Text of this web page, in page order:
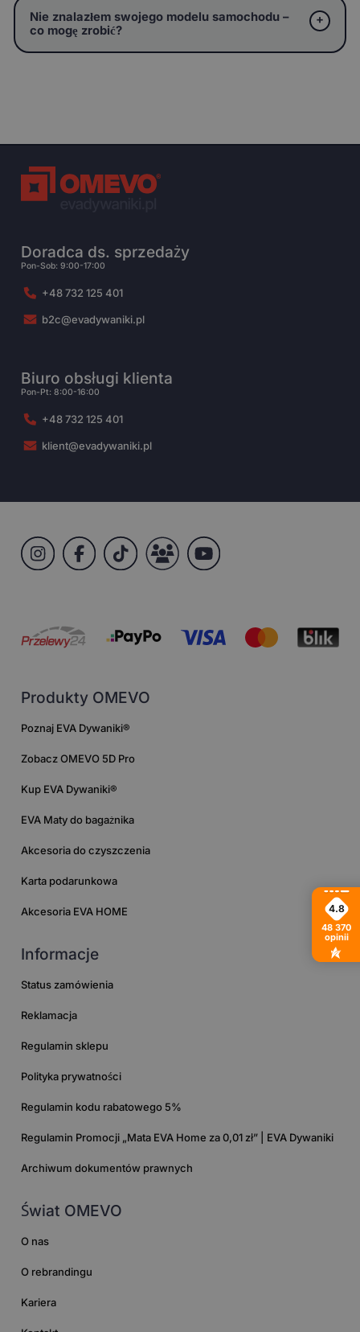
Nie znalazłem swojego modelu samochodu –
co mogę zrobić?
Doradca ds. sprzedaży
Pon-Sob: 9:00-17:00
+48 732 125 401
b2c@evadywaniki.pl
Biuro obsługi klienta
Pon-Pt: 8:00-16:00
+48 732 125 401
klient@evadywaniki.pl
Produkty OMEVO
Poznaj EVA Dywaniki®
Zobacz OMEVO 5D Pro
Kup EVA Dywaniki®
EVA Maty do bagażnika
Akcesoria do czyszczenia
Karta podarunkowa
Akcesoria EVA HOME
Informacje
Status zamówienia
Reklamacja
Regulamin sklepu
Polityka prywatności
Regulamin kodu rabatowego 5%
Regulamin Promocji „Mata EVA Home za 0,01 zł” | EVA Dywaniki
Archiwum dokumentów prawnych
Świat OMEVO
O nas
O rebrandingu
Kariera
4.8
48 370
opinii